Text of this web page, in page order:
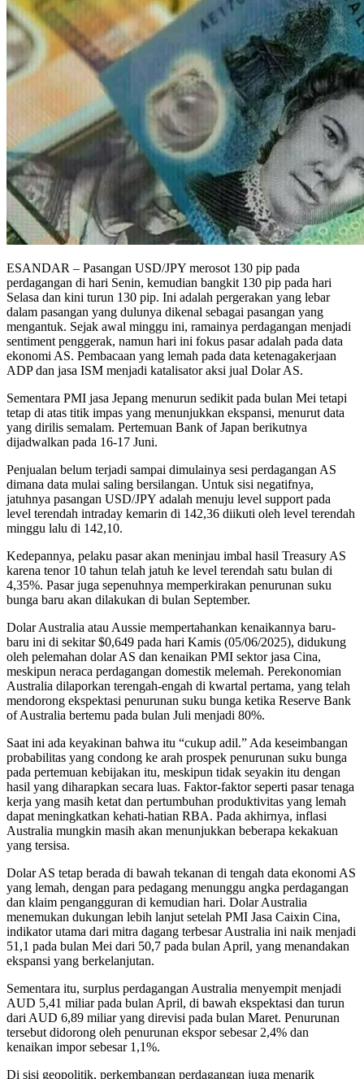
ESANDAR – Pasangan USD/JPY merosot 130 pip pada
perdagangan di hari Senin, kemudian bangkit 130 pip pada hari
Selasa dan kini turun 130 pip. Ini adalah pergerakan yang lebar
dalam pasangan yang dulunya dikenal sebagai pasangan yang
mengantuk. Sejak awal minggu ini, ramainya perdagangan menjadi
sentiment penggerak, namun hari ini fokus pasar adalah pada data
ekonomi AS. Pembacaan yang lemah pada data ketenagakerjaan
ADP dan jasa ISM menjadi katalisator aksi jual Dolar AS.
Sementara PMI jasa Jepang menurun sedikit pada bulan Mei tetapi
tetap di atas titik impas yang menunjukkan ekspansi, menurut data
yang dirilis semalam. Pertemuan Bank of Japan berikutnya
dijadwalkan pada 16-17 Juni.
Penjualan belum terjadi sampai dimulainya sesi perdagangan AS
dimana data mulai saling bersilangan. Untuk sisi negatifnya,
jatuhnya pasangan USD/JPY adalah menuju level support pada
level terendah intraday kemarin di 142,36 diikuti oleh level terendah
minggu lalu di 142,10.
Kedepannya, pelaku pasar akan meninjau imbal hasil Treasury AS
karena tenor 10 tahun telah jatuh ke level terendah satu bulan di
4,35%. Pasar juga sepenuhnya memperkirakan penurunan suku
bunga baru akan dilakukan di bulan September.
Dolar Australia atau Aussie mempertahankan kenaikannya baru-
baru ini di sekitar $0,649 pada hari Kamis (05/06/2025), didukung
oleh pelemahan dolar AS dan kenaikan PMI sektor jasa Cina,
meskipun neraca perdagangan domestik melemah. Perekonomian
Australia dilaporkan terengah-engah di kwartal pertama, yang telah
mendorong ekspektasi penurunan suku bunga ketika Reserve Bank
of Australia bertemu pada bulan Juli menjadi 80%.
Saat ini ada keyakinan bahwa itu “cukup adil.” Ada keseimbangan
probabilitas yang condong ke arah prospek penurunan suku bunga
pada pertemuan kebijakan itu, meskipun tidak seyakin itu dengan
hasil yang diharapkan secara luas. Faktor-faktor seperti pasar tenaga
kerja yang masih ketat dan pertumbuhan produktivitas yang lemah
dapat meningkatkan kehati-hatian RBA. Pada akhirnya, inflasi
Australia mungkin masih akan menunjukkan beberapa kekakuan
yang tersisa.
Dolar AS tetap berada di bawah tekanan di tengah data ekonomi AS
yang lemah, dengan para pedagang menunggu angka perdagangan
dan klaim pengangguran di kemudian hari. Dolar Australia
menemukan dukungan lebih lanjut setelah PMI Jasa Caixin Cina,
indikator utama dari mitra dagang terbesar Australia ini naik menjadi
51,1 pada bulan Mei dari 50,7 pada bulan April, yang menandakan
ekspansi yang berkelanjutan.
Sementara itu, surplus perdagangan Australia menyempit menjadi
AUD 5,41 miliar pada bulan April, di bawah ekspektasi dan turun
dari AUD 6,89 miliar yang direvisi pada bulan Maret. Penurunan
tersebut didorong oleh penurunan ekspor sebesar 2,4% dan
kenaikan impor sebesar 1,1%.
Di sisi geopolitik, perkembangan perdagangan juga menarik